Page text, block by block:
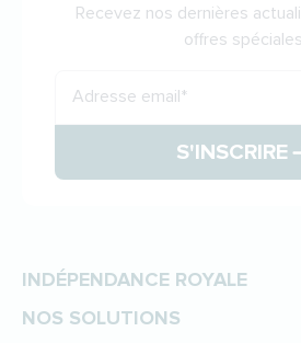
Recevez nos dernières
offres
Adresse email*
S'INSCRIRE
INDÉPENDANCE ROYALE
NOS SOLUTIONS